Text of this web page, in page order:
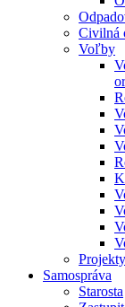
Civilná
Voľby
Projekty
Samospráva
Starosta